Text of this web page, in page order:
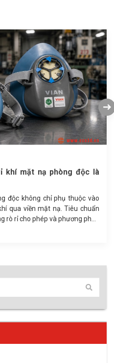
khí mặt nạ phòng độc là
độc không chỉ phụ thuộc vào
qua viền mặt nạ. Tiêu chuẩn
rò rỉ cho phép và phương pháp